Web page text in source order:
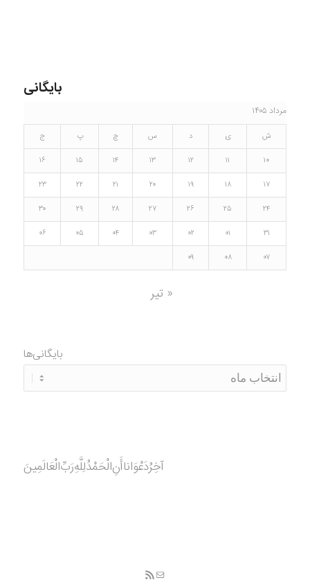
بایگانی
مرداد ۱۴۰۵
ش ی د س چ پ
ج
۱۰
۱۱ ۱۲ ۱۳ ۱۴ ۱۵
۱۶
۱۷
۱۸ ۱۹ ۲۰ ۲۱ ۲۲
۲۳
۲۴
۲۵ ۲۶ ۲۷ ۲۸ ۲۹
۳۰
۳۱
۰۱ ۰۲ ۰۳ ۰۴ ۰۵
۰۶
۰۷
۰۸ ۰۹
« تیر
بایگانی‌ها
آخِرُدَعْوَانا‌أَنِ‌الْحَمْدُ‌‌‌لِلَّهِ‌رَبِّ‌الْعَالَمِينَ